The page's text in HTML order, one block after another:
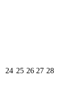
24 25 26 27 28